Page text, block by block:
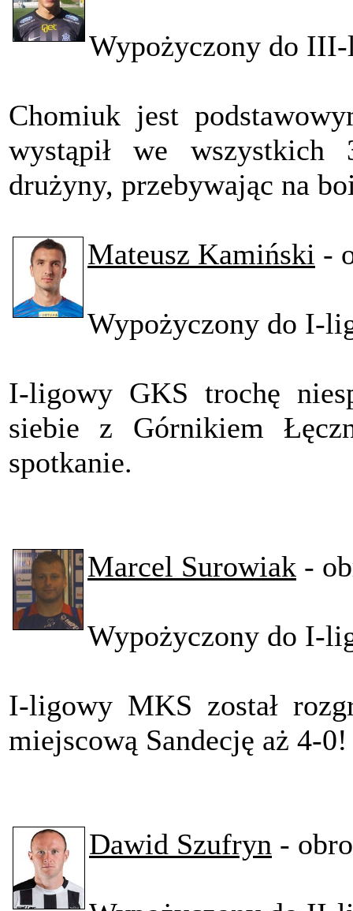
Wypożyczony do
Chomiuk jest
wystąpił we wszystkich
drużyny, przebywając na
Mateusz Kamiński -
Wypożyczony do I-
I-ligowy GKS trochę
siebie z Górnikiem
spotkanie.
Marcel Surowiak -
Wypożyczony do I-
I-ligowy MKS został
miejscową Sandecję aż 4-
Dawid Szufryn -